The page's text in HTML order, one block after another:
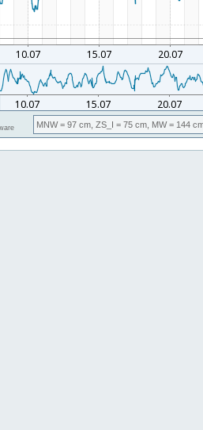
MNW= 97 cm, ZS_I = 75 cm, MW= 144